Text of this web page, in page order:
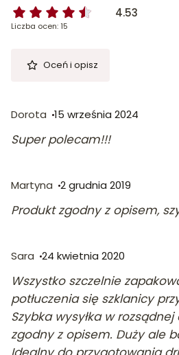
4.53
Liczba ocen: 15
Oceń i opisz
Dorota 15 września 2024
Super polecam!!!
Martyna 2 grudnia 2019
Produkt zgodny z opisem,
Sara 24 kwietnia 2020
Wszystko szczelnie
potłuczenia się szklanicy
Szybka wysyłka w
zgodny z opisem. Duży ale